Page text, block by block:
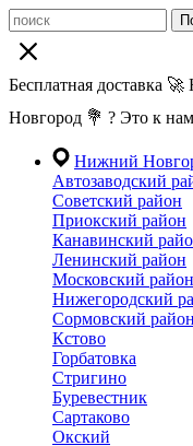
Бесплатная доставка
Новгород 💐 ? Это к
Нижний
Автозаводский
Советский район
Приокский район
Канавинский
Ленинский район
Московский район
Нижегородский
Сормовский район
Кстово
Горбатовка
Стригино
Буревестник
Сартаково
Окский